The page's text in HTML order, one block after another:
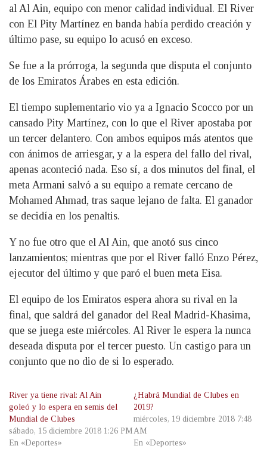
al Al Ain, equipo con menor calidad individual. El River
con El Pity Martínez en banda había perdido creación y
último pase, su equipo lo acusó en exceso.
Se fue a la prórroga, la segunda que disputa el conjunto
de los Emiratos Árabes en esta edición.
El tiempo suplementario vio ya a Ignacio Scocco por un
cansado Pity Martínez, con lo que el River apostaba por
un tercer delantero. Con ambos equipos más atentos que
con ánimos de arriesgar, y a la espera del fallo del rival,
apenas aconteció nada. Eso sí, a dos minutos del final, el
meta Armani salvó a su equipo a remate cercano de
Mohamed Ahmad, tras saque lejano de falta. El ganador
se decidía en los penaltis.
Y no fue otro que el Al Ain, que anotó sus cinco
lanzamientos; mientras que por el River falló Enzo Pérez,
ejecutor del último y que paró el buen meta Eisa.
El equipo de los Emiratos espera ahora su rival en la
final, que saldrá del ganador del Real Madrid-Khasima,
que se juega este miércoles. Al River le espera la nunca
deseada disputa por el tercer puesto. Un castigo para un
conjunto que no dio de si lo esperado.
River ya tiene rival: Al Ain
goleó y lo espera en semis del
Mundial de Clubes
sábado, 15 diciembre 2018 1:26 PM
En «Deportes»
¿Habrá Mundial de Clubes en
2019?
miércoles, 19 diciembre 2018 7:48
AM
En «Deportes»